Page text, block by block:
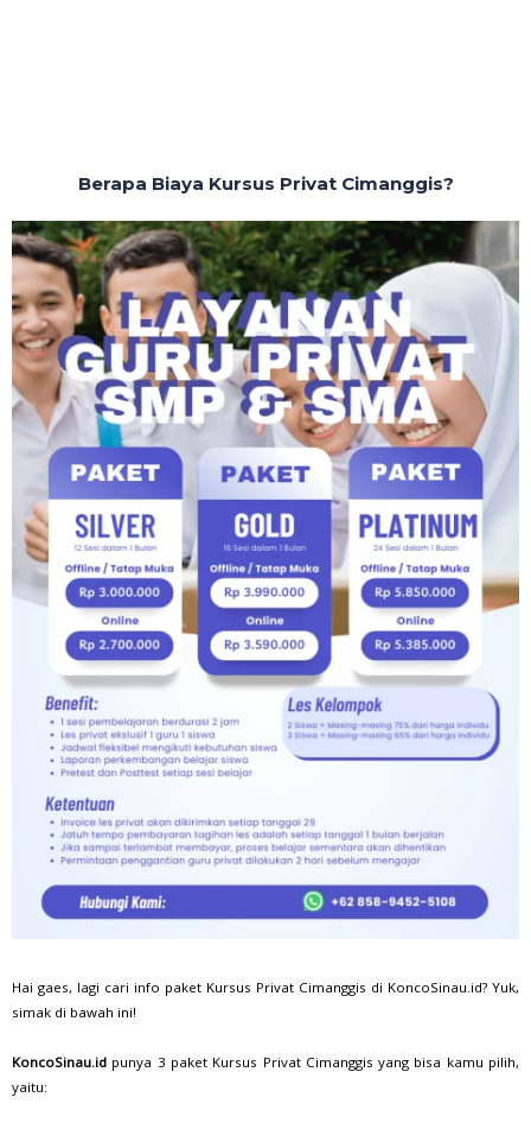
Berapa Biaya Kursus Privat Cimanggis?
Hai gaes, lagi cari info paket Kursus Privat Cimanggis di KoncoSinau.id? Yuk,
simak di bawah ini!
KoncoSinau.id punya 3 paket Kursus Privat Cimanggis yang bisa kamu pilih,
yaitu: